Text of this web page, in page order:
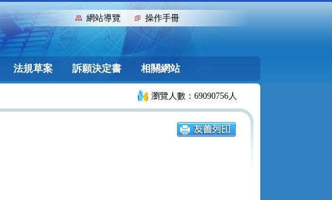
::: 網站導覽 操作手冊
法規草案 訴願決定書 相關網站
瀏覽人數：69090756人